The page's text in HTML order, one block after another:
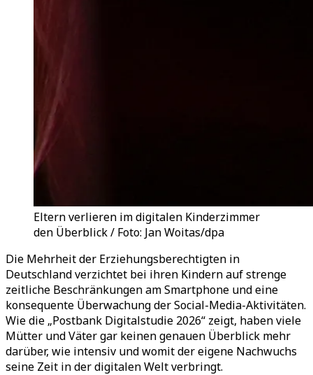
Eltern verlieren im digitalen Kinderzimmer
den Überblick / Foto: Jan Woitas/dpa
Die Mehrheit der Erziehungsberechtigten in
Deutschland verzichtet bei ihren Kindern auf strenge
zeitliche Beschränkungen am Smartphone und eine
konsequente Überwachung der Social-Media-Aktivitäten.
Wie die „Postbank Digitalstudie 2026“ zeigt, haben viele
Mütter und Väter gar keinen genauen Überblick mehr
darüber, wie intensiv und womit der eigene Nachwuchs
seine Zeit in der digitalen Welt verbringt.